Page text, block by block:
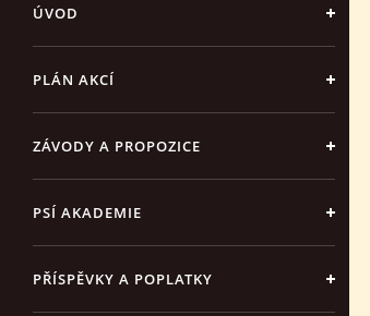
ÚVOD
PLÁN AKCÍ
ZÁVODY A PROPOZICE
PSÍ AKADEMIE
PŘÍSPĚVKY A POPLATKY